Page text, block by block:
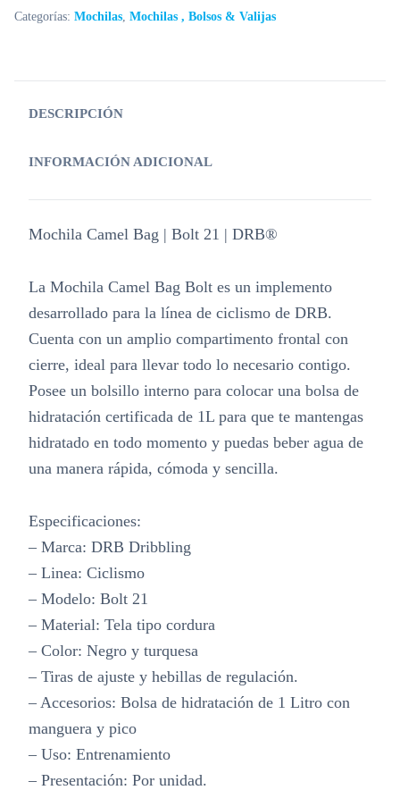
Categorías: Mochilas, Mochilas , Bolsos & Valijas
DESCRIPCIÓN
INFORMACIÓN ADICIONAL
Mochila Camel Bag | Bolt 21 | DRB®
La Mochila Camel Bag Bolt es un implemento
desarrollado para la línea de ciclismo de DRB.
Cuenta con un amplio compartimento frontal con
cierre, ideal para llevar todo lo necesario contigo.
Posee un bolsillo interno para colocar una bolsa de
hidratación certificada de 1L para que te mantengas
hidratado en todo momento y puedas beber agua de
una manera rápida, cómoda y sencilla.
Especificaciones:
– Marca: DRB Dribbling
– Linea: Ciclismo
– Modelo: Bolt 21
– Material: Tela tipo cordura
– Color: Negro y turquesa
– Tiras de ajuste y hebillas de regulación.
– Accesorios: Bolsa de hidratación de 1 Litro con
manguera y pico
– Uso: Entrenamiento
– Presentación: Por unidad.